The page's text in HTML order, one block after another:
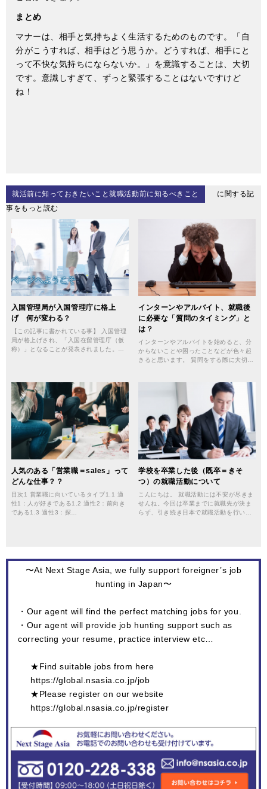
まとめ
マナーは、相手と気持ちよく生活するためのものです。「自
分がこうすれば、相手はどう思うか。どうすれば、相手にと
って不快な気持ちにならないか。」を意識することは、大切
です。意識しすぎて、ずっと緊張することはないですけど
ね！
就活前に知っておきたいこと就職活動前に知るべきこと
に関する記
事をもっと読む
入国管理局が入国管理庁に格上
げ 何が変わる？
【この記事に書かれている事】 入国管理
局が格上げされ、「入国在留管理庁（仮
称）」となることが発表されました。…
インターンやアルバイト、就職後
に必要な「質問のタイミング」と
は？
インターンやアルバイトを始めると、分
からないことや困ったことなどが色々起
きると思います。 質問をする際に大切…
人気のある「営業職＝sales」って
どんな仕事？？
目次1 営業職に向いているタイプ1.1 適
性1：人が好きである1.2 適性2：前向き
である1.3 適性3：探…
学校を卒業した後（既卒＝きそ
つ）の就職活動について
こんにちは。 就職活動には不安が尽きま
せんね。今回は卒業までに就職先が決ま
らず、引き続き日本で就職活動を行い…
〜At Next Stage Asia, we fully support foreigner’s job
hunting in Japan〜
・Our agent will find the perfect matching jobs for you.
・Our agent will provide job hunting support such as
correcting your resume, practice interview etc…
★Find suitable jobs from here
https://global.nsasia.co.jp/job
★Please register on our website
https://global.nsasia.co.jp/register